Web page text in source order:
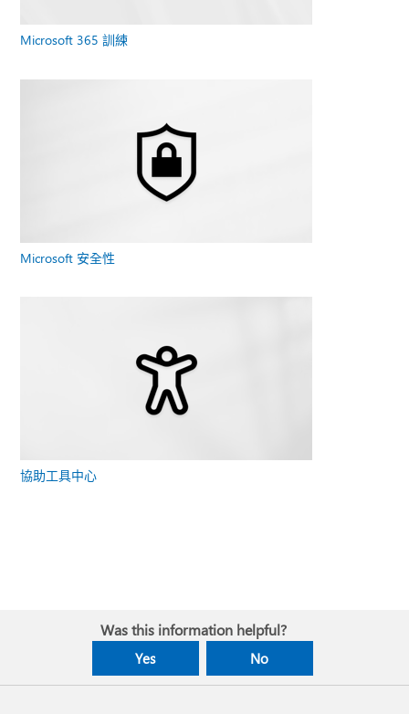
Microsoft 365 訓練
Microsoft 安全性
協助工具中心
Was this information helpful?
Yes No